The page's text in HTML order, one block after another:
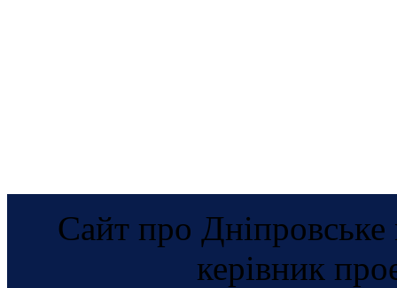
Сайт про
керівник